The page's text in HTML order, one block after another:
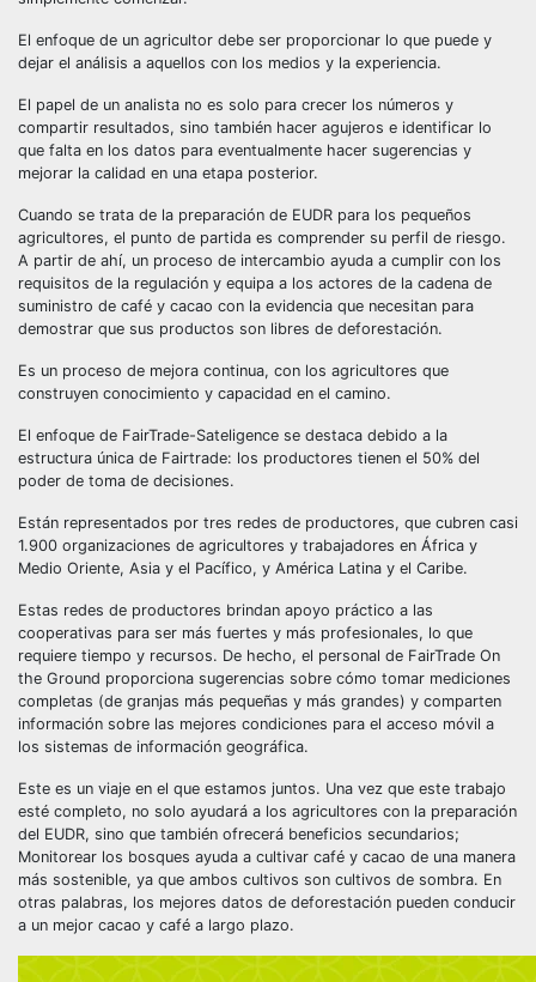
El enfoque de un agricultor debe ser proporcionar lo que puede y
dejar el análisis a aquellos con los medios y la experiencia.
El papel de un analista no es solo para crecer los números y
compartir resultados, sino también hacer agujeros e identificar lo
que falta en los datos para eventualmente hacer sugerencias y
mejorar la calidad en una etapa posterior.
Cuando se trata de la preparación de EUDR para los pequeños
agricultores, el punto de partida es comprender su perfil de riesgo.
A partir de ahí, un proceso de intercambio ayuda a cumplir con los
requisitos de la regulación y equipa a los actores de la cadena de
suministro de café y cacao con la evidencia que necesitan para
demostrar que sus productos son libres de deforestación.
Es un proceso de mejora continua, con los agricultores que
construyen conocimiento y capacidad en el camino.
El enfoque de FairTrade-Sateligence se destaca debido a la
estructura única de Fairtrade: los productores tienen el 50% del
poder de toma de decisiones.
Están representados por tres redes de productores, que cubren casi
1.900 organizaciones de agricultores y trabajadores en África y
Medio Oriente, Asia y el Pacífico, y América Latina y el Caribe.
Estas redes de productores brindan apoyo práctico a las
cooperativas para ser más fuertes y más profesionales, lo que
requiere tiempo y recursos. De hecho, el personal de FairTrade On
the Ground proporciona sugerencias sobre cómo tomar mediciones
completas (de granjas más pequeñas y más grandes) y comparten
información sobre las mejores condiciones para el acceso móvil a
los sistemas de información geográfica.
Este es un viaje en el que estamos juntos. Una vez que este trabajo
esté completo, no solo ayudará a los agricultores con la preparación
del EUDR, sino que también ofrecerá beneficios secundarios;
Monitorear los bosques ayuda a cultivar café y cacao de una manera
más sostenible, ya que ambos cultivos son cultivos de sombra. En
otras palabras, los mejores datos de deforestación pueden conducir
a un mejor cacao y café a largo plazo.